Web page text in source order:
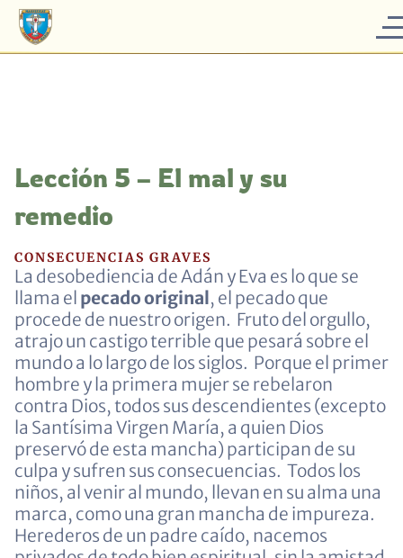
Lección 5 – El mal y su
remedio
CONSECUENCIAS GRAVES
La desobediencia de Adán y Eva es lo que se
llama el pecado original, el pecado que
procede de nuestro origen. Fruto del orgullo,
atrajo un castigo terrible que pesará sobre el
mundo a lo largo de los siglos. Porque el primer
hombre y la primera mujer se rebelaron
contra Dios, todos sus descendientes (excepto
la Santísima Virgen María, a quien Dios
preservó de esta mancha) participan de su
culpa y sufren sus consecuencias. Todos los
niños, al venir al mundo, llevan en su alma una
marca, como una gran mancha de impureza.
Herederos de un padre caído, nacemos